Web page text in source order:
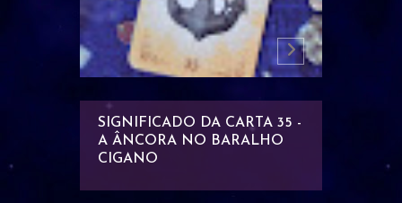
SIGNIFICADO DA CARTA 35 -
A ÂNCORA NO BARALHO
CIGANO